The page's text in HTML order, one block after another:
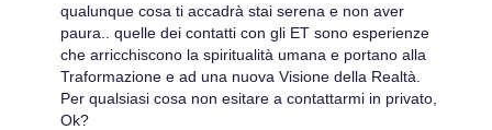
qualunque cosa ti accadrà stai serena e non aver
paura.. quelle dei contatti con gli ET sono esperienze
che arricchiscono la spiritualità umana e portano alla
Traformazione e ad una nuova Visione della Realtà.
Per qualsiasi cosa non esitare a contattarmi in privato,
Ok?